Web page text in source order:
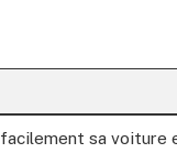
sa voiture